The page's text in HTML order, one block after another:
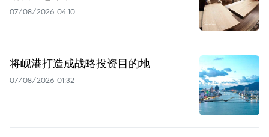
07/08/2026 04:10
将岘港打造成战略投资目的地
07/08/2026 01:32